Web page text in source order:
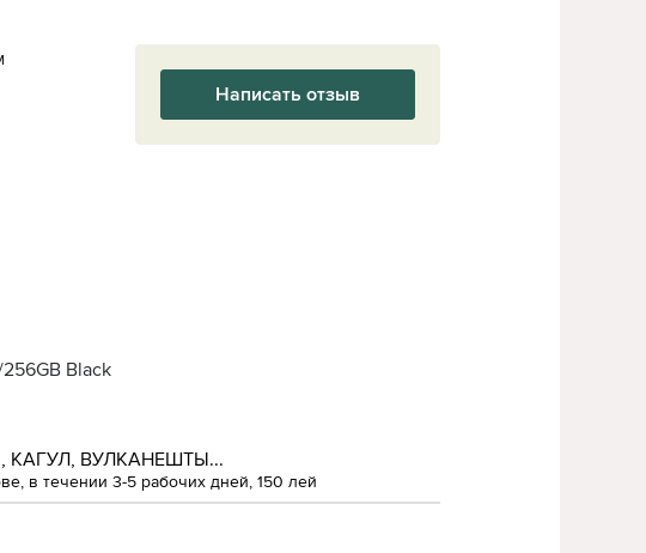
Написать отзыв
Black
КАГУЛ, ВУЛКАНЕШТЫ...
в течении 3-5 рабочих дней, 150 лей